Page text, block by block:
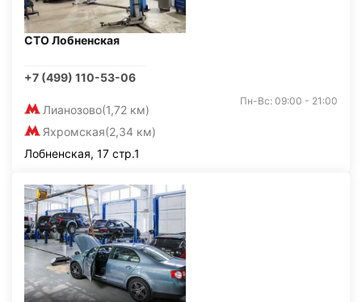
СТО Лобненская
+7 (499) 110-53-06
Лианозово(1,72 км)
Яхромская(2,34 км)
Пн-Вс: 09:00 - 21:00
Лобненская, 17 стр.1